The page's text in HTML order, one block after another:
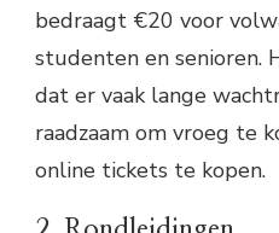
bedraagt €20 voor
studenten en senioren.
dat er vaak lange
raadzaam om vroeg te
online tickets te kopen.